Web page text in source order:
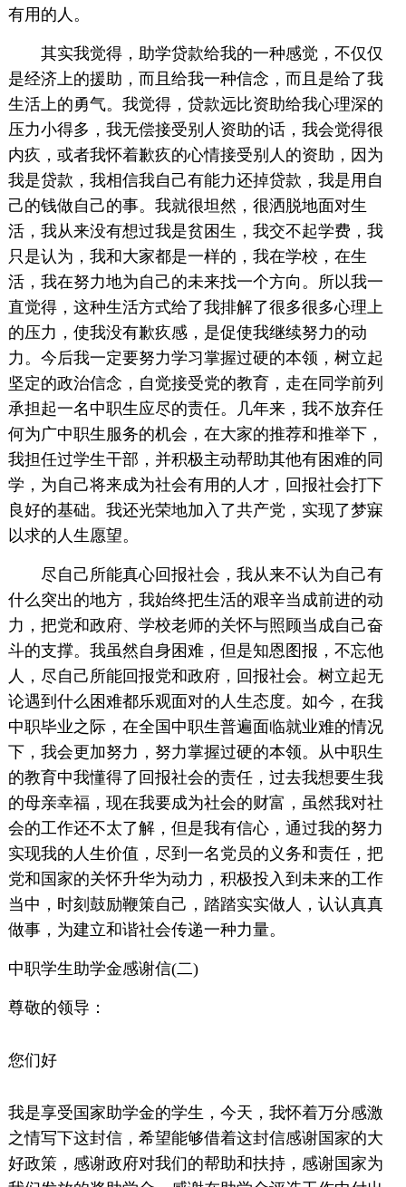
有用的人。
其实我觉得，助学贷款给我的一种感觉，不仅仅
是经济上的援助，而且给我一种信念，而且是给了我
生活上的勇气。我觉得，贷款远比资助给我心理深的
压力小得多，我无偿接受别人资助的话，我会觉得很
内疚，或者我怀着歉疚的心情接受别人的资助，因为
我是贷款，我相信我自己有能力还掉贷款，我是用自
己的钱做自己的事。我就很坦然，很洒脱地面对生
活，我从来没有想过我是贫困生，我交不起学费，我
只是认为，我和大家都是一样的，我在学校，在生
活，我在努力地为自己的未来找一个方向。所以我一
直觉得，这种生活方式给了我排解了很多很多心理上
的压力，使我没有歉疚感，是促使我继续努力的动
力。今后我一定要努力学习掌握过硬的本领，树立起
坚定的政治信念，自觉接受党的教育，走在同学前列
承担起一名中职生应尽的责任。几年来，我不放弃任
何为广中职生服务的机会，在大家的推荐和推举下，
我担任过学生干部，并积极主动帮助其他有困难的同
学，为自己将来成为社会有用的人才，回报社会打下
良好的基础。我还光荣地加入了共产党，实现了梦寐
以求的人生愿望。
尽自己所能真心回报社会，我从来不认为自己有
什么突出的地方，我始终把生活的艰辛当成前进的动
力，把党和政府、学校老师的关怀与照顾当成自己奋
斗的支撑。我虽然自身困难，但是知恩图报，不忘他
人，尽自己所能回报党和政府，回报社会。树立起无
论遇到什么困难都乐观面对的人生态度。如今，在我
中职毕业之际，在全国中职生普遍面临就业难的情况
下，我会更加努力，努力掌握过硬的本领。从中职生
的教育中我懂得了回报社会的责任，过去我想要生我
的母亲幸福，现在我要成为社会的财富，虽然我对社
会的工作还不太了解，但是我有信心，通过我的努力
实现我的人生价值，尽到一名党员的义务和责任，把
党和国家的关怀升华为动力，积极投入到未来的工作
当中，时刻鼓励鞭策自己，踏踏实实做人，认认真真
做事，为建立和谐社会传递一种力量。
中职学生助学金感谢信(二)
尊敬的领导：
您们好
我是享受国家助学金的学生，今天，我怀着万分感激
之情写下这封信，希望能够借着这封信感谢国家的大
好政策，感谢政府对我们的帮助和扶持，感谢国家为